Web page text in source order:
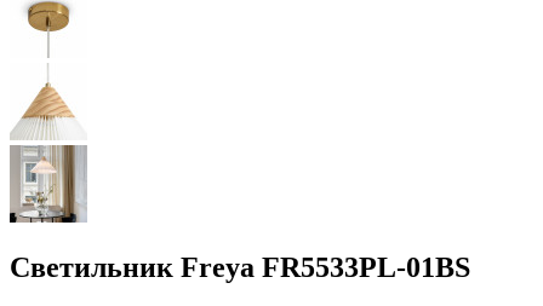
Светильник Freya FR5533PL-01BS